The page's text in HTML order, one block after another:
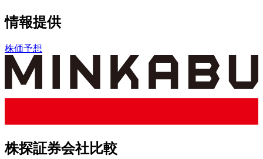
情報提供
株価予想
株探証券会社比較